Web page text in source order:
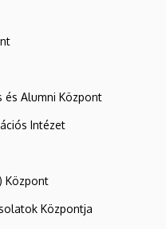
és Alumni Központ
Intézet
Központ
Központja